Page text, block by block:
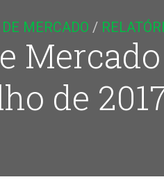
MERCADO /
de